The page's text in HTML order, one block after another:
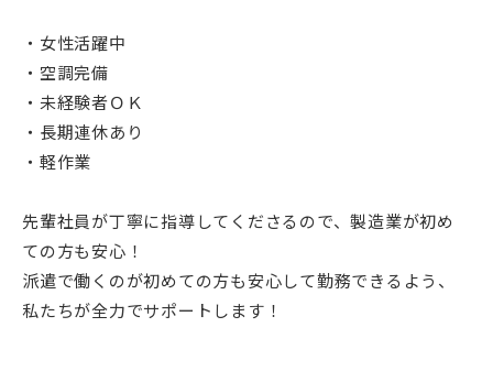
・女性活躍中
・空調完備
・未経験者ＯＫ
・長期連休あり
・軽作業
先輩社員が丁寧に指導してくださるので、製造業が初め
ての方も安心！
派遣で働くのが初めての方も安心して勤務できるよう、
私たちが全力でサポートします！